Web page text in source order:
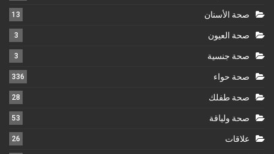
صحة الأسنان 13
صحة العيون 3
صحة جنسية 3
صحة حواء 336
صحة طفلك 28
صحة ولياقة 53
علاقات 26